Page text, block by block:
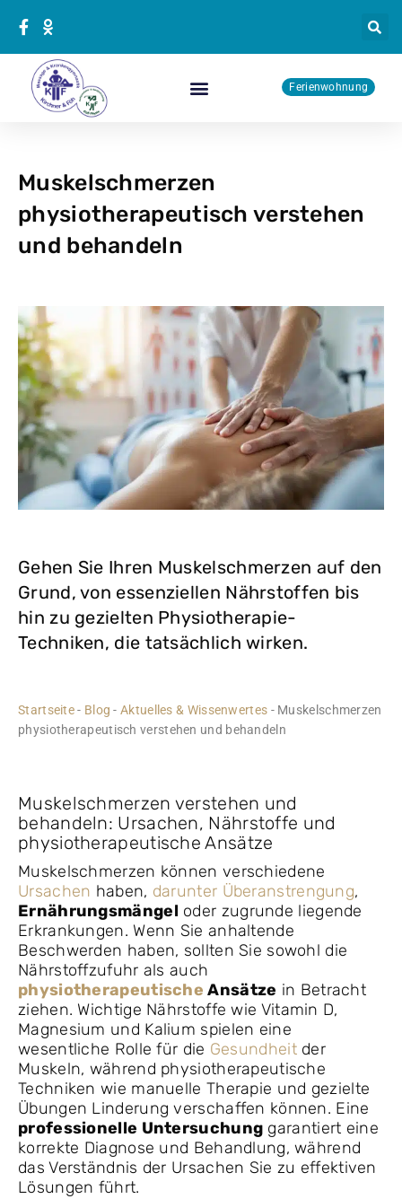
Inhalt
Ferienwohnung
Muskelschmerzen
physiotherapeutisch verstehen
und behandeln
Gehen Sie Ihren Muskelschmerzen auf den
Grund, von essenziellen Nährstoffen bis
hin zu gezielten Physiotherapie-
Techniken, die tatsächlich wirken.
Startseite- Blog -Aktuelles & Wissenwertes - Muskelschmerzen
physiotherapeutisch verstehen und behandeln
Muskelschmerzen verstehen und
behandeln: Ursachen, Nährstoffe und
physiotherapeutische Ansätze
Muskelschmerzen können verschiedene
Ursachen haben, darunter Überanstrengung,
Ernährungsmängel oder zugrunde liegende
Erkrankungen. Wenn Sie anhaltende
Beschwerden haben, sollten Sie sowohl die
Nährstoffzufuhr als auch
physiotherapeutische Ansätze in Betracht
ziehen. Wichtige Nährstoffe wie Vitamin D,
Magnesium und Kalium spielen eine
wesentliche Rolle für die Gesundheitder
Muskeln, während physiotherapeutische
Techniken wie manuelle Therapie und gezielte
Übungen Linderung verschaffen können. Eine
professionelle Untersuchung garantiert eine
korrekte Diagnose und Behandlung, während
das Verständnis der Ursachen Sie zu effektiven
Lösungen führt.